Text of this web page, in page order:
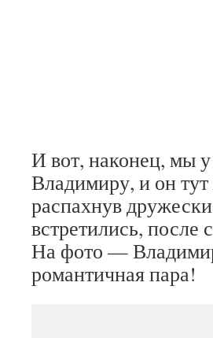
И вот, наконец, мы
Владимиру, и он
распахнув
встретились, после
На фото —
романтичная пара!